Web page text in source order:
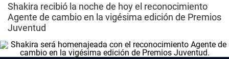
Shakira recibió la noche de hoy el reconocimiento
Agente de cambio en la vigésima edición de Premios
Juventud